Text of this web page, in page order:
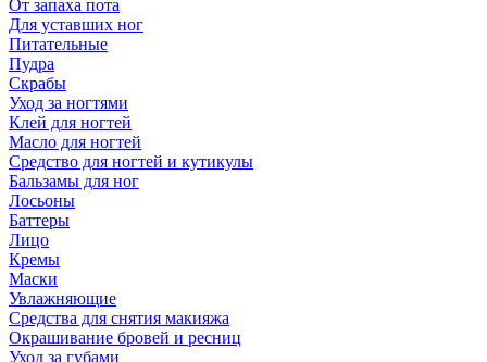
От запаха пота
Для уставших ног
Питательные
Пудра
Скрабы
Уход за ногтями
Клей для ногтей
Масло для ногтей
Средство для ногтей и кутикулы
Бальзамы для ног
Лосьоны
Баттеры
Лицо
Кремы
Маски
Увлажняющие
Средства для снятия макияжа
Окрашивание бровей и ресниц
Уход за губами